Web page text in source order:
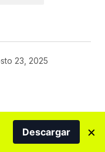
23, 2025
Descargar ×